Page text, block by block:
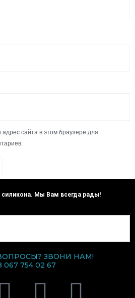
сайта в этом браузере для
силикона. Мы Вам всегда рады!
ЗВОНИ НАМ!
067 754 02 67
T I F